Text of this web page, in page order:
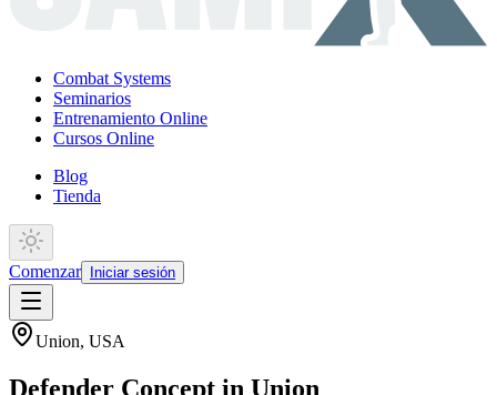
Combat Systems
Seminarios
Entrenamiento Online
Cursos Online
Blog
Tienda
Comenzar Iniciar sesión
Union, USA
Defender Concept in Union